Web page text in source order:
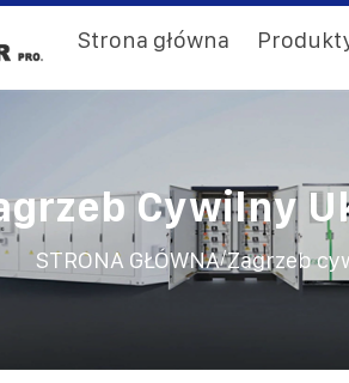
Strona główna
Cywilny
STRONA GŁÓWNA/Zagrzeb